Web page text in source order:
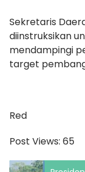
Sekretaris
diinstruksikan
mendampingi
target
Red
Post Views: 65